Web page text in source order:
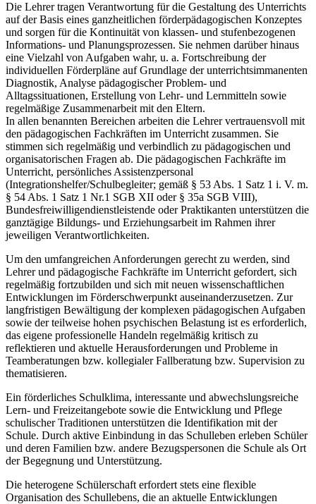
Die Lehrer tragen Verantwortung für die Gestaltung des Unterrichts
auf der Basis eines ganzheitlichen förderpädagogischen Konzeptes
und sorgen für die Kontinuität von klassen- und stufenbezogenen
Informations- und Planungsprozessen. Sie nehmen darüber hinaus
eine Vielzahl von Aufgaben wahr, u. a. Fortschreibung der
individuellen Förderpläne auf Grundlage der unterrichtsimmanenten
Diagnostik, Analyse pädagogischer Problem- und
Alltagssituationen, Erstellung von Lehr- und Lernmitteln sowie
regelmäßige Zusammenarbeit mit den Eltern.
In allen benannten Bereichen arbeiten die Lehrer vertrauensvoll mit
den pädagogischen Fachkräften im Unterricht zusammen. Sie
stimmen sich regelmäßig und verbindlich zu pädagogischen und
organisatorischen Fragen ab. Die pädagogischen Fachkräfte im
Unterricht, persönliches Assistenzpersonal
(Integrationshelfer/Schulbegleiter; gemäß § 53 Abs. 1 Satz 1 i. V. m.
§ 54 Abs. 1 Satz 1 Nr.1 SGB XII oder § 35a SGB VIII),
Bundesfreiwilligendienstleistende oder Praktikanten unterstützen die
ganztägige Bildungs- und Erziehungsarbeit im Rahmen ihrer
jeweiligen Verantwortlichkeiten.
Um den umfangreichen Anforderungen gerecht zu werden, sind
Lehrer und pädagogische Fachkräfte im Unterricht gefordert, sich
regelmäßig fortzubilden und sich mit neuen wissenschaftlichen
Entwicklungen im Förderschwerpunkt auseinanderzusetzen. Zur
langfristigen Bewältigung der komplexen pädagogischen Aufgaben
sowie der teilweise hohen psychischen Belastung ist es erforderlich,
das eigene professionelle Handeln regelmäßig kritisch zu
reflektieren und aktuelle Herausforderungen und Probleme in
Teamberatungen bzw. kollegialer Fallberatung bzw. Supervision zu
thematisieren.
Ein förderliches Schulklima, interessante und abwechslungsreiche
Lern- und Freizeitangebote sowie die Entwicklung und Pflege
schulischer Traditionen unterstützen die Identifikation mit der
Schule. Durch aktive Einbindung in das Schulleben erleben Schüler
und deren Familien bzw. andere Bezugspersonen die Schule als Ort
der Begegnung und Unterstützung.
Die heterogene Schülerschaft erfordert stets eine flexible
Organisation des Schullebens, die an aktuelle Entwicklungen